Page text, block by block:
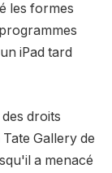
les formes
iPad tard
droits
Gallery de
a menacé